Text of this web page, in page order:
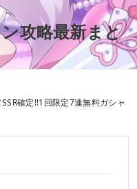
攻略最新まと
確定!!1回限定7連無料ガシャ